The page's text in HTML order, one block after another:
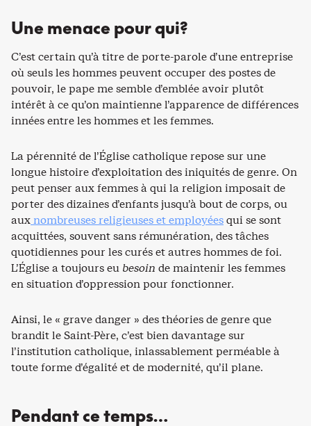
Une menace pour qui?
C’est certain qu’à titre de porte-parole d’une entreprise
où seuls les hommes peuvent occuper des postes de
pouvoir, le pape me semble d’emblée avoir plutôt
intérêt à ce qu’on maintienne l’apparence de différences
innées entre les hommes et les femmes.
La pérennité de l’Église catholique repose sur une
longue histoire d’exploitation des iniquités de genre. On
peut penser aux femmes à qui la religion imposait de
porter des dizaines d’enfants jusqu’à bout de corps, ou
auxnombreuses religieuses et employéesqui se sont
acquittées, souvent sans rémunération, des tâches
quotidiennes pour les curés et autres hommes de foi.
L’Église a toujours eu besoin de maintenir les femmes
en situation d’oppression pour fonctionner.
Ainsi, le « grave danger » des théories de genre que
brandit le Saint-Père, c’est bien davantage sur
l’institution catholique, inlassablement perméable à
toute forme d’égalité et de modernité, qu’il plane.
Pendant ce temps…